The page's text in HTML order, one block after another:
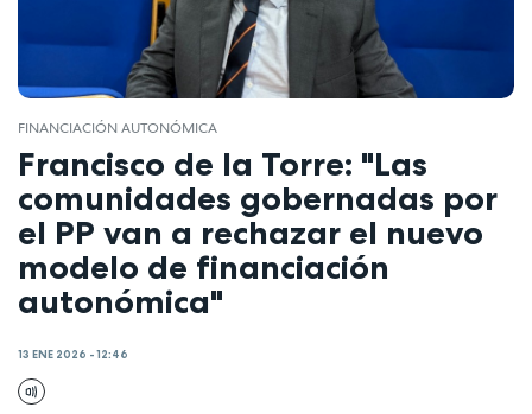
FINANCIACIÓN AUTONÓMICA
Francisco de la Torre: "Las
comunidades gobernadas por
el PP van a rechazar el nuevo
modelo de financiación
autonómica"
13 ENE 2026 - 12:46